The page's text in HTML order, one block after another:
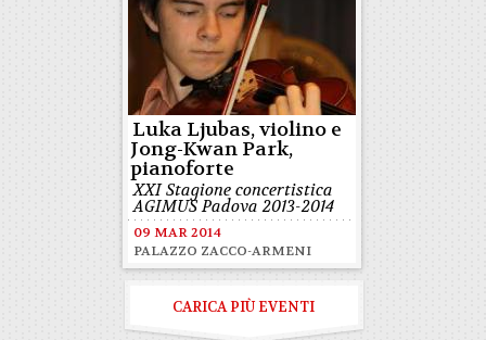
Luka Ljubas, violino e
Jong-Kwan Park,
pianoforte
XXI Stagione concertistica
AGIMUS Padova 2013-2014
09 MAR 2014
PALAZZO ZACCO-ARMENI
CARICA PIÙ EVENTI